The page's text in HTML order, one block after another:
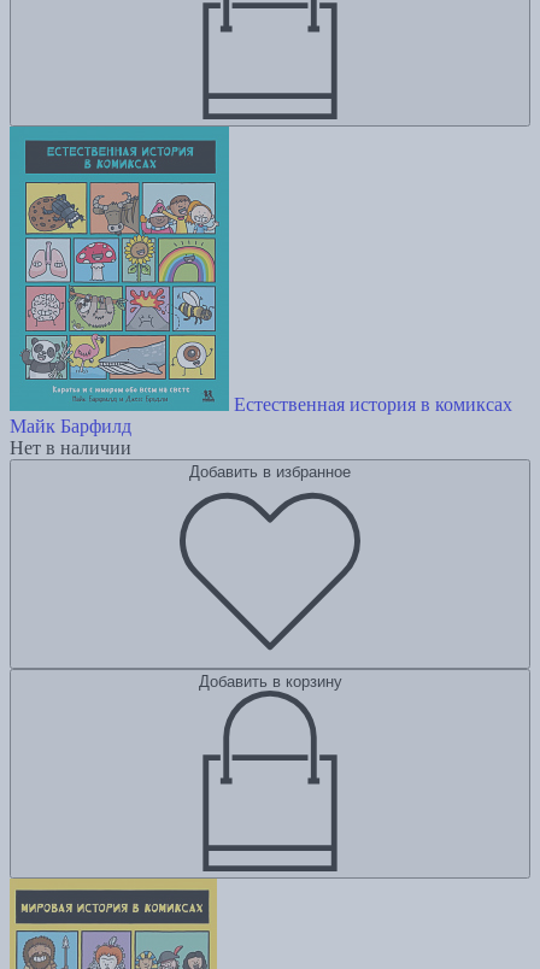
Естественная история в комиксах
Майк Барфилд
Нет в наличии
Добавить в избранное
Добавить в корзину